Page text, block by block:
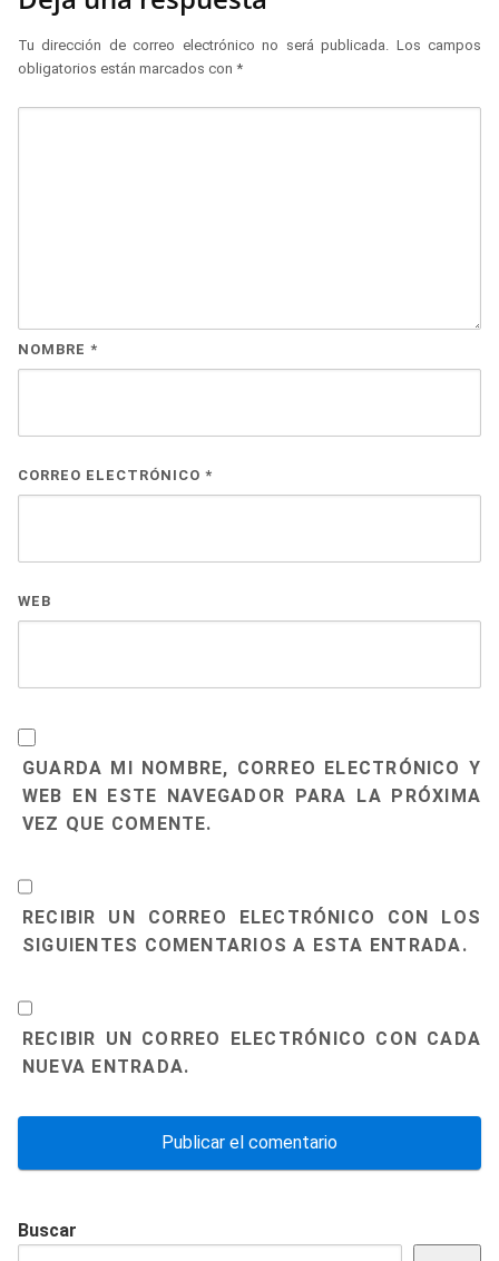
Tu dirección de correo electrónico no será publicada. Los campos
obligatorios están marcados con *
NOMBRE *
CORREO ELECTRÓNICO *
WEB
GUARDA MI NOMBRE, CORREO ELECTRÓNICO Y
WEB EN ESTE NAVEGADOR PARA LA PRÓXIMA
VEZ QUE COMENTE.
RECIBIR UN CORREO ELECTRÓNICO CON LOS
SIGUIENTES COMENTARIOS A ESTA ENTRADA.
RECIBIR UN CORREO ELECTRÓNICO CON CADA
NUEVA ENTRADA.
Buscar